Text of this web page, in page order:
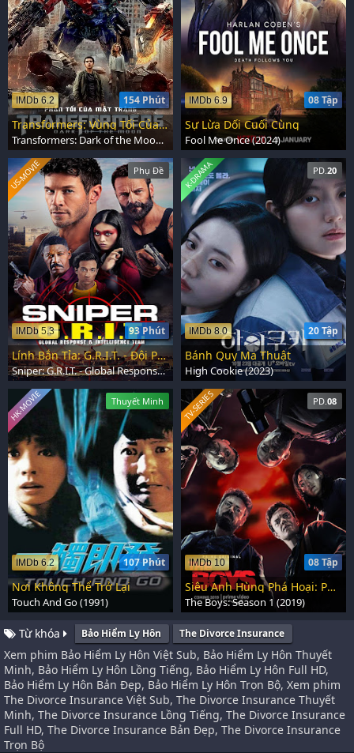
154 Phút
IMDb 6.2
Transformers: Vùng Tối Của Mặt Trăng
Transformers: Dark of the Moon (2011)
08 Tập
IMDb 6.9
Sự Lừa Dối Cuối Cùng
Fool Me Once (2024)
Phụ Đề
93 Phút
IMDb 5.3
US-MOVIE
Lính Bắn Tỉa: G.R.I.T. - Đội Phản Ứng & Tình Báo Toàn Cầu
Sniper: G.R.I.T. - Global Response & Intelligence Team (2023)
PD.20
20 Tập
IMDb 8.0
K-DRAMA
Bánh Quy Ma Thuật
High Cookie (2023)
Thuyết Minh
107 Phút
IMDb 6.2
HK-MOVIE
Nơi Không Thể Trở Lại
Touch And Go (1991)
PD.08
08 Tập
IMDb 10
TV-SERIES
Siêu Anh Hùng Phá Hoại: Phần 1
The Boys: Season 1 (2019)
Từ khóa Bảo Hiểm Ly Hôn The Divorce Insurance
Xem phim Bảo Hiểm Ly Hôn Việt Sub, Bảo Hiểm Ly Hôn Thuyết
Minh, Bảo Hiểm Ly Hôn Lồng Tiếng, Bảo Hiểm Ly Hôn Full HD,
Bảo Hiểm Ly Hôn Bản Đẹp, Bảo Hiểm Ly Hôn Trọn Bộ, Xem phim
The Divorce Insurance Việt Sub, The Divorce Insurance Thuyết
Minh, The Divorce Insurance Lồng Tiếng, The Divorce Insurance
Full HD, The Divorce Insurance Bản Đẹp, The Divorce Insurance
Trọn Bộ